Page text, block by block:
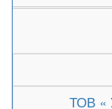
ТОВ «